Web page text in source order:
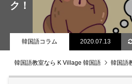
スケジュール
K Village韓国留学
ク！
韓国語コラム 2020.07.13
韓国語教室なら K Village 韓国語 韓国語